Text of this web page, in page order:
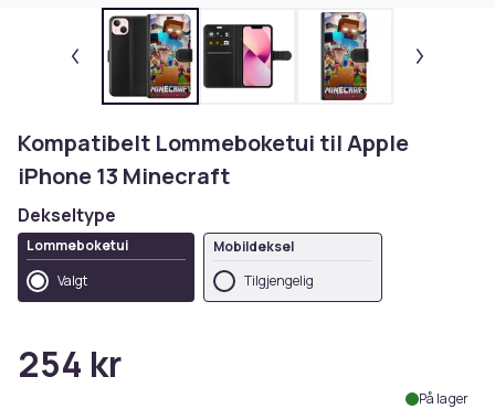
Kompatibelt Lommeboketui til Apple
iPhone 13 Minecraft
Dekseltype
Lommeboketui
Valgt
Mobildeksel
Tilgjengelig
254 kr
På lager